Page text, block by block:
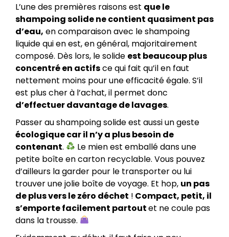
L’une des premières raisons est que le
shampoing solide ne contient quasiment pas
d’eau, en comparaison avec le shampoing
liquide qui en est, en général, majoritairement
composé. Dès lors, le solide est beaucoup plus
concentré en actifsce qui fait qu’il en faut
nettement moins pour une efficacité égale. S’il
est plus cher à l’achat, il permet donc
d’effectuer davantage de lavages.
Passer au shampoing solide est aussi un geste
écologique car il n’y a plus besoin de
contenant.
Le mien est emballé dans une
petite boîte en carton recyclable. Vous pouvez
d’ailleurs la garder pour le transporter ou lui
trouver une jolie boîte de voyage. Et hop, un pas
de plus vers le zéro déchet ! Compact, petit, il
s’emporte facilement partoutet ne coule pas
dans la trousse.